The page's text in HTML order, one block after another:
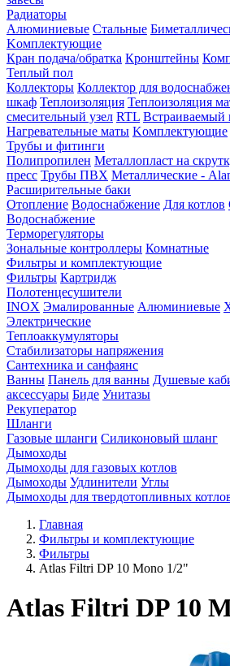
Радиаторы
Алюминиевые Стальные
Kомплектующие
Кран подача/обратка Кронштейны
Теплый пол
Коллекторы Коллектор для
шкаф Теплоизоляция Теплоизоляция
смесительный узел RTL Встраиваемый
Нагревательные маты Kомплектующие
Трубы и фитинги
Полипропилен Металлопласт на
пресс Трубы ПВХ Металлические -
Расширительные баки
Отопление Водоснабжение Для котлов
Водоснабжение
Терморегуляторы
Зональные контроллеры Комнатные
Фильтры и комплектующие
Фильтры Картридж
Полотенцесушители
INOX Эмалированные Алюминиевые
Электрические
Теплоаккумуляторы
Стабилизаторы напряжения
Сантехника и санфаянс
Ванны Панель для ванны Душевые
аксессуары Биде Унитазы
Рекуператор
Шланги
Газовые шланги Силиконовый шланг
Дымоходы
Дымоходы для газовых котлов
Дымоходы Удлинители Углы
Дымоходы для твердотопливных
Главная
Фильтры и комплектующие
Фильтры
Atlas Filtri DP 10 Mono 1/2"
Atlas Filtri DP 10